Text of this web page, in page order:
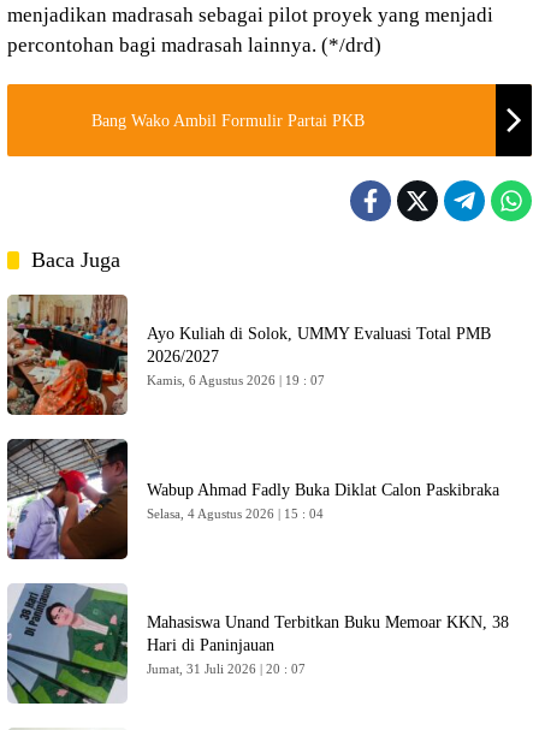
menjadikan madrasah sebagai pilot proyek yang menjadi
percontohan bagi madrasah lainnya. (*/drd)
Bang Wako Ambil Formulir Partai PKB
Baca Juga
Ayo Kuliah di Solok, UMMY Evaluasi Total PMB
2026/2027
Kamis, 6 Agustus 2026 | 19 : 07
Wabup Ahmad Fadly Buka Diklat Calon Paskibraka
Selasa, 4 Agustus 2026 | 15 : 04
Mahasiswa Unand Terbitkan Buku Memoar KKN, 38
Hari di Paninjauan
Jumat, 31 Juli 2026 | 20 : 07